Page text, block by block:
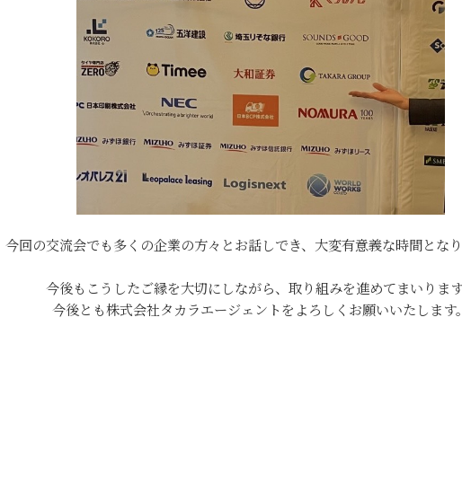
今回の交流会でも多くの企業の方々とお話しでき、大変有意義な時間となり
今後もこうしたご縁を大切にしながら、取り組みを進めてまいります
今後とも株式会社タカラエージェントをよろしくお願いいたします。